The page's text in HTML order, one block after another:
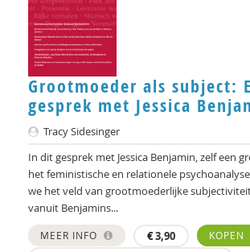
Grootmoeder als subject:
gesprek met Jessica
Tracy Sidesinger
In dit gesprek met Jessica Benjamin, zelf een
het feministische en relationele
we het veld van grootmoederlijke
vanuit Benjamins...
MEER INFO €3,90
KOPEN